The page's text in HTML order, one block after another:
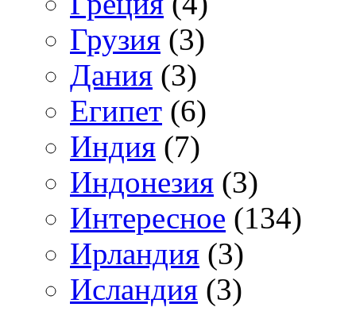
Грузия (3)
Дания (3)
Египет (6)
Индия (7)
Индонезия (3)
Интересное (134)
Ирландия (3)
Исландия (3)